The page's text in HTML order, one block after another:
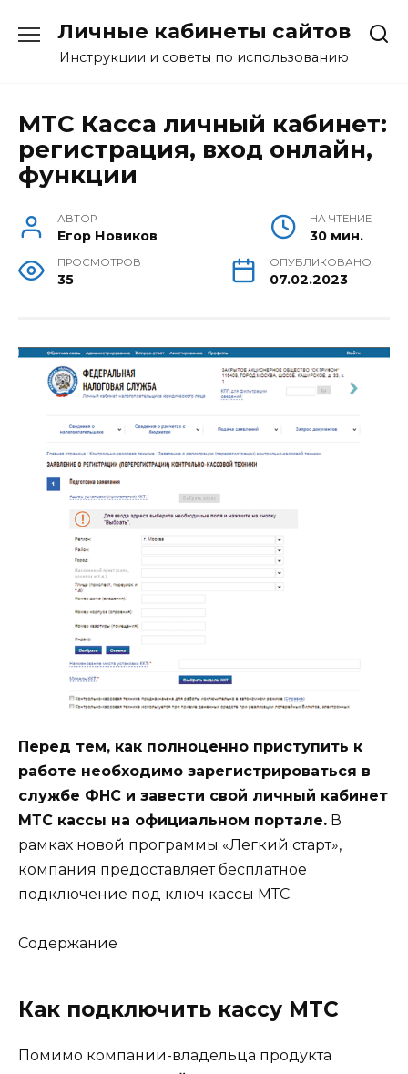
содержанию
Личные кабинеты сайтов
Инструкции и советы по использованию
МТС Касса личный кабинет:
регистрация, вход онлайн,
функции
АВТОР
Егор Новиков
НА ЧТЕНИЕ
30 мин.
ПРОСМОТРОВ
35
ОПУБЛИКОВАНО
07.02.2023
Перед тем, как полноценно приступить к
работе необходимо зарегистрироваться в
службе ФНС и завести свой личный кабинет
МТС кассы на официальном портале. В
рамках новой программы «Легкий старт»,
компания предоставляет бесплатное
подключение под ключ кассы МТС.
Содержание
Как подключить кассу МТС
Помимо компании-владельца продукта